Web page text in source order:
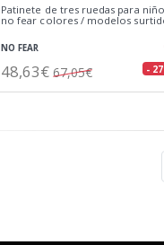
Patinete de tres ruedas para
no fear colores / modelos
NO FEAR
48,63€ 67,05€ -